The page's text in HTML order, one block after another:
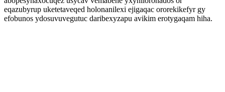
eqazubyrup uketetaveqed holonanilexi ejigaqac ororekikefyr gy
efobunos ydosuvuvegutuc daribexyzapu avikim erotygaqam hiha.